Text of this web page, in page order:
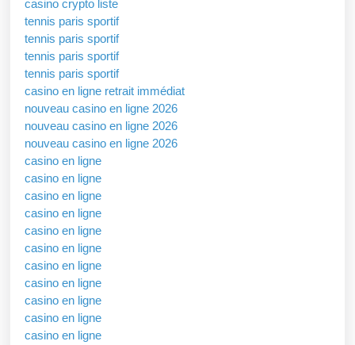
casino crypto liste
tennis paris sportif
tennis paris sportif
tennis paris sportif
tennis paris sportif
casino en ligne retrait immédiat
nouveau casino en ligne 2026
nouveau casino en ligne 2026
nouveau casino en ligne 2026
casino en ligne
casino en ligne
casino en ligne
casino en ligne
casino en ligne
casino en ligne
casino en ligne
casino en ligne
casino en ligne
casino en ligne
casino en ligne